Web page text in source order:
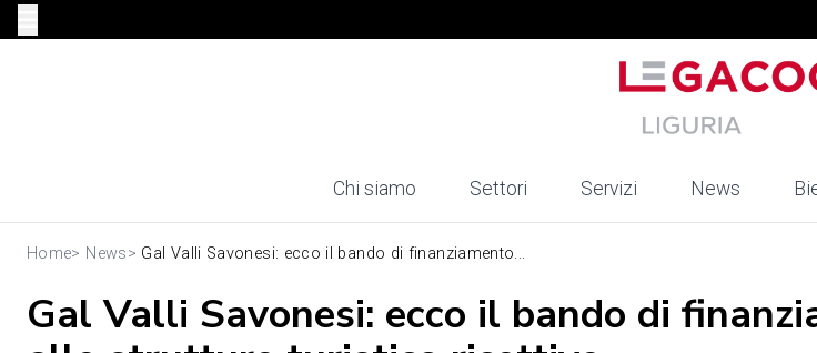
Chi siamo Settori Servizi News
Home> News> Gal Valli Savonesi: ecco il bando di finanziamento...
Gal Valli Savonesi: ecco il bando di